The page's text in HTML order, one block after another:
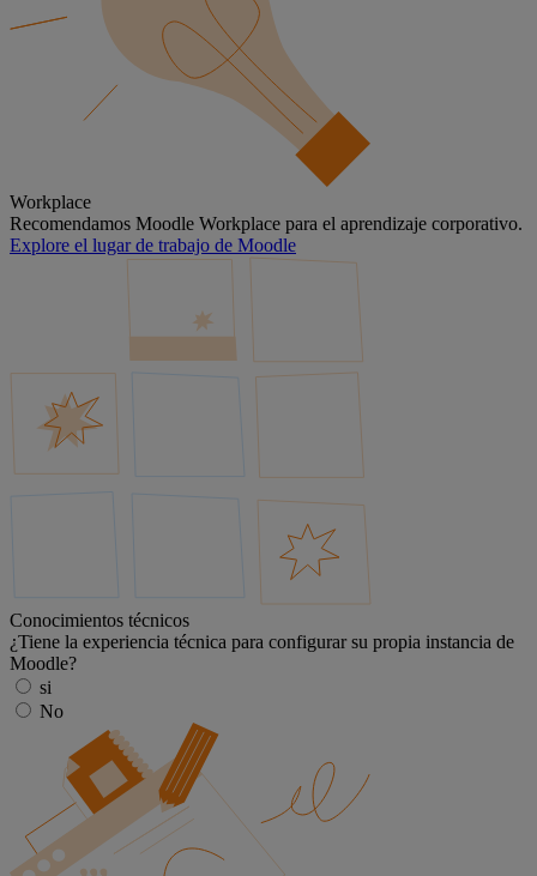
Workplace
Recomendamos Moodle Workplace para el aprendizaje corporativo.
Explore el lugar de trabajo de Moodle
Conocimientos técnicos
¿Tiene la experiencia técnica para configurar su propia instancia de
Moodle?
si
No